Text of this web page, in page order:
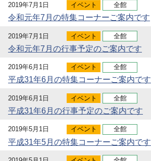
2019年7月1日 イベント 全館
令和元年7月の特集コーナーご案内です
2019年7月1日 イベント 全館
令和元年7月の行事予定のご案内です
2019年6月1日 イベント 全館
平成31年6月の特集コーナーご案内です
2019年6月1日 イベント 全館
平成31年6月の行事予定のご案内です
2019年5月1日 イベント 全館
平成31年5月の特集コーナーご案内です